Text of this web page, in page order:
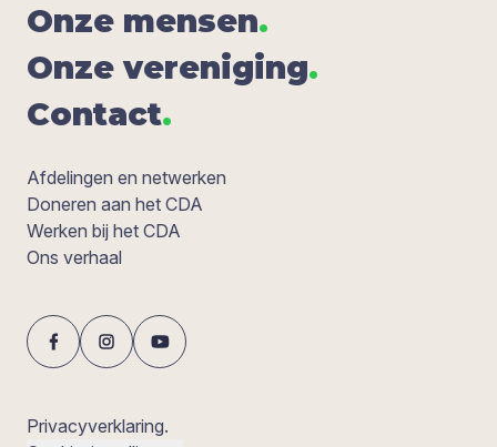
Onze men­sen.
Onze ver­e­ni­ging.
Con­tact.
Afdelingen en netwerken
Doneren aan het CDA
Werken bij het CDA
Ons verhaal
Privacyverklaring.